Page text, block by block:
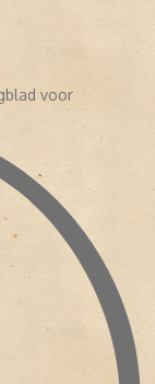
voor